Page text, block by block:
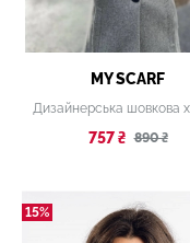
MY SCARF
757 ₴ 890 ₴
15%